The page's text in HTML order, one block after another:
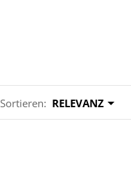
Sortieren: RELEVANZ